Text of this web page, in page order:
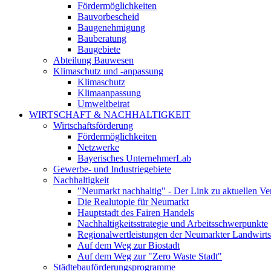
Fördermöglichkeiten
Bauvorbescheid
Baugenehmigung
Bauberatung
Baugebiete
Abteilung Bauwesen
Klimaschutz und -anpassung
Klimaschutz
Klimaanpassung
Umweltbeirat
WIRTSCHAFT & NACHHALTIGKEIT
Wirtschaftsförderung
Fördermöglichkeiten
Netzwerke
Bayerisches UnternehmerLab
Gewerbe- und Industriegebiete
Nachhaltigkeit
"Neumarkt nachhaltig" - Der Link zu aktuellen
Die Realutopie für Neumarkt
Hauptstadt des Fairen Handels
Nachhaltigkeitsstrategie und Arbeitsschwerpunkte
Regionalwertleistungen der Neumarkter
Auf dem Weg zur Biostadt
Auf dem Weg zur "Zero Waste Stadt"
Städtebauförderungsprogramme